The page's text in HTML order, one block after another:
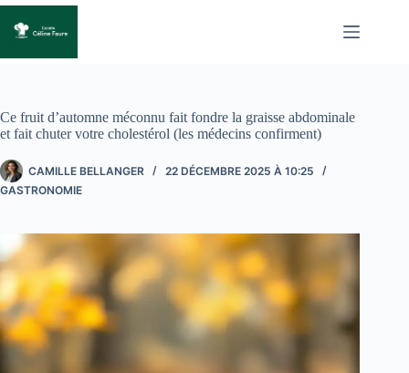
Passer
contenu
Ce fruit d’automne méconnu fait fondre la graisse abdominale
et fait chuter votre cholestérol (les médecins confirment)
CAMILLE BELLANGER
22 DÉCEMBRE 2025 À 10:25
GASTRONOMIE